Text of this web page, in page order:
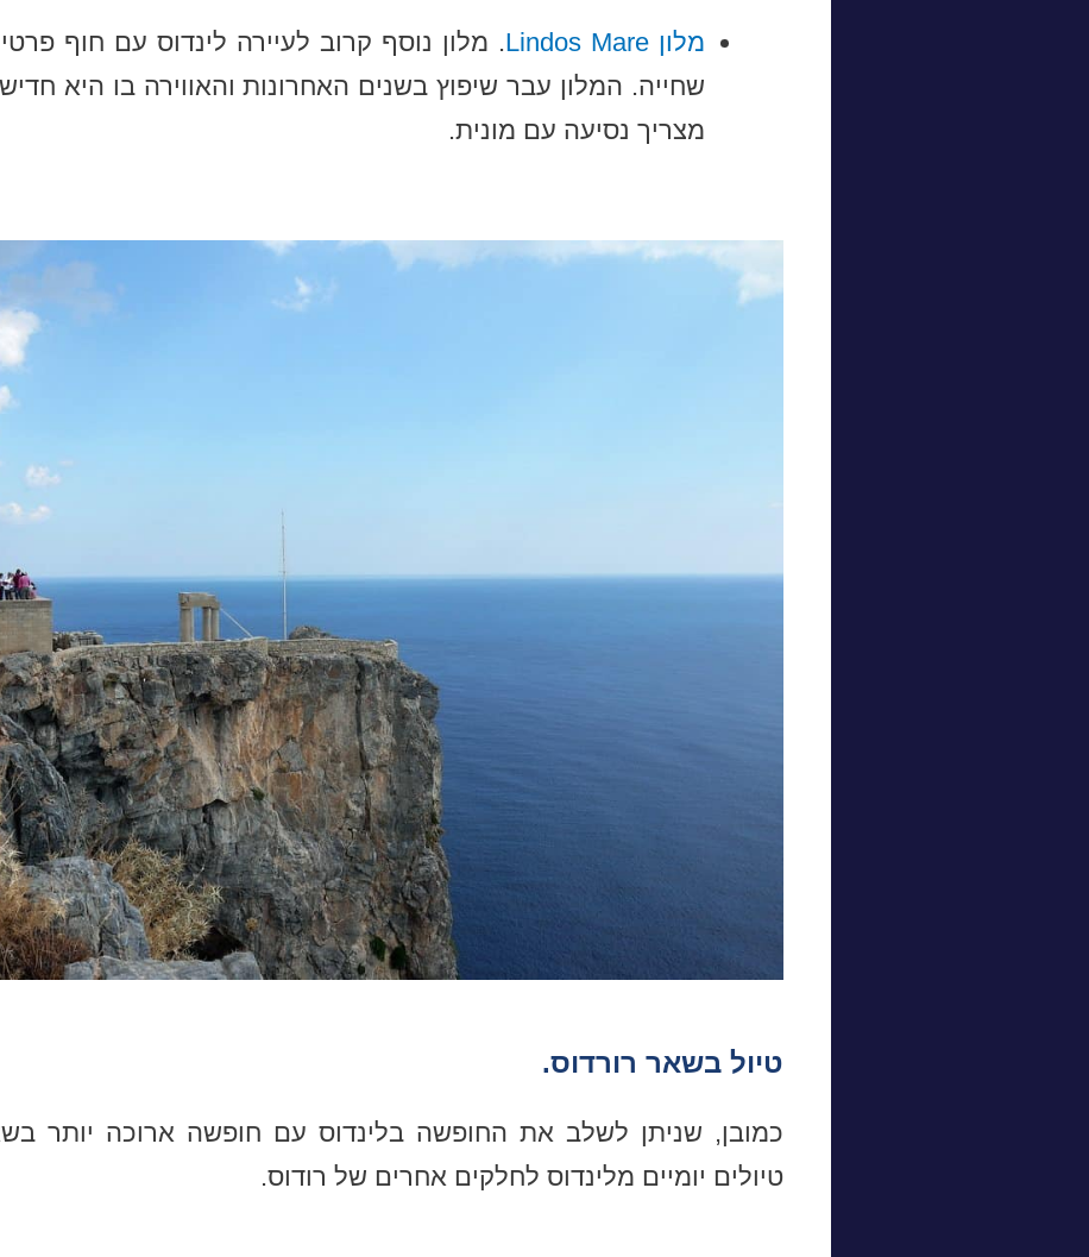
מלון Lindos Mare
. מלון נוסף קרוב לעיירה לינדוס עם חוף
שחייה. המלון עבר שיפוץ בשנים האחרונות והאווירה בו היא
מצריך נסיעה עם מונית.
טיול בשאר רורדוס.
כמובן, שניתן לשלב את החופשה בלינדוס עם חופשה ארוכה יותר
טיולים יומיים מלינדוס לחלקים אחרים של רודוס.